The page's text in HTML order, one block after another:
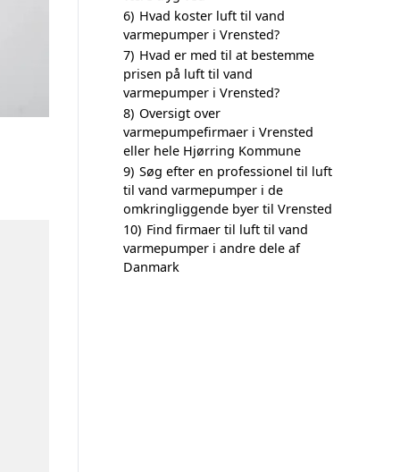
6) Hvad koster luft til vand
varmepumper i Vrensted?
7) Hvad er med til at bestemme
prisen på luft til vand
varmepumper i Vrensted?
8) Oversigt over
varmepumpefirmaer i Vrensted
eller hele Hjørring Kommune
9) Søg efter en professionel til luft
til vand varmepumper i de
omkringliggende byer til Vrensted
10) Find firmaer til luft til vand
varmepumper i andre dele af
Danmark